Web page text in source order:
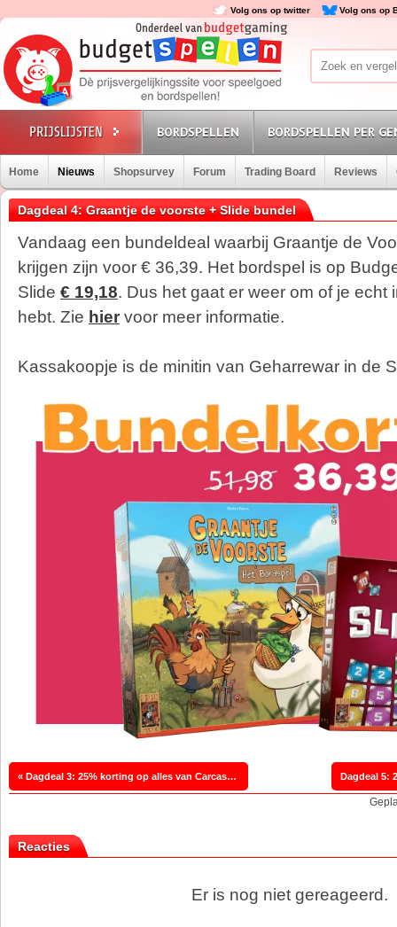
Volg ons op twitter Volg ons op
BORDSPELLEN BORDSPELLEN PER
Home Nieuws Shopsurvey Forum Trading Board Reviews
Dagdeal 4: Graantje de voorste + Slide bundel
Vandaag een bundeldeal waarbij Graantje de
krijgen zijn voor € 36,39. Het bordspel is op
Slide € 19,18. Dus het gaat er weer om of je echt
hebt. Zie hier voor meer informatie.
Kassakoopje is de minitin van Geharrewar in de
« Dagdeal 3: 25% korting op alles van Carcassonne
Reacties
Er is nog niet gereageerd.